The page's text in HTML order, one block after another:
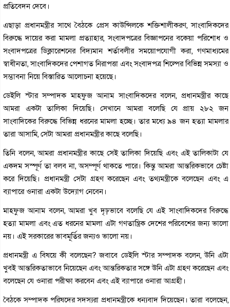
প্রতিবেদন দেবে।
এছাড়া প্রধানমন্ত্রীর সাথে বৈঠকে প্রেস কাউন্সিলকে শক্তিশালীকরণ, সাংবাদিকদের
বিরুদ্ধে দায়ের করা মামলা প্রত্যাহার, সংবাদপত্রের বিজ্ঞাপনের বকেয়া পরিশোধ ও
সংবাদপত্রের ডিক্লারেশনের বিদ্যমান শর্তাবলীর সময়োপযোগী করা, গণমাধ্যমের
স্বাধীনতা, সাংবাদিকদের পেশাগত নিরাপত্তা এবং সংবাদপত্র শিল্পের বিভিন্ন সমস্যা ও
সম্ভাবনা নিয়ে বিস্তারিত আলোচনা হয়েছে।
ডেইলি স্টার সম্পাদক মাহফুজ আনাম সাংবাদিকদের বলেন, প্রধানমন্ত্রীর কাছে
আমরা একটা তালিকা দিয়েছি। সেখানে আমরা বলেছি যে প্রায় ২৮২ জন
সাংবাদিকের বিরুদ্ধে বিভিন্ন ধরনের মামলা হচ্ছে। তার মধ্যে ৯৪ জন হত্যা মামলার
তারা আসামি, সেটা আমরা প্রধানমন্ত্রীর কাছে বলেছি।
তিনি বলেন, আমরা প্রধানমন্ত্রীর কাছে সেই তালিকা দিয়েছি এবং এই তালিকাটা যে
একদম সস্পূর্ণ তা বলব না, অসম্পূর্ণ থাকতে পারে। কিন্তু আমরা আন্তরিকভাবে চেষ্টা
করে দিয়েছি। প্রধানমন্ত্রী সেটা গ্রহণ করেছেন এবং তথ্যমন্ত্রীকে বলেছেন এবং এ
ব্যাপারে ওনারা একটা উদ্যোগ নেবেন।
মাহফুজ আনাম বলেন, আমরা খুব দৃঢ়ভাবে বলেছি যে এই সাংবাদিকদের বিরুদ্ধে
হত্যা মামলা এবং এত ধরনের মামলা এটা গণতান্ত্রিক দেশের পরিবেশের জন্য ভালো
নয়। এই সরকারের ভাবমূর্তির জন্যও ভালো নয়।
প্রধানমন্ত্রী এ বিষয়ে কী বলেছেন? জবাবে ডেইলি স্টার সম্পাদক বলেন, উনি এটা
খুবই আন্তরিকতাভাবে নিয়েছেন এবং আন্তরিকতার সঙ্গে উনি এটা গ্রহণ করেছেন এবং
বলেছেন যে ওনারা পরীক্ষা করবেন এবং এই ব্যাপারে ওনারা আগ্রহী।
বৈঠকে সম্পাদক পরিষদের সদস্যরা প্রধানমন্ত্রীকে ধন্যবাদ দিয়েছেন। তারা বলেছেন,